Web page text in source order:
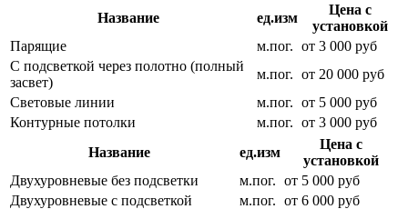
Название ед.изм
Цена с
установкой
Парящие
м.пог. от 3 000 руб
С подсветкой через полотно (полный
засвет)
м.пог. от 20 000 руб
Световые линии
м.пог. от 5 000 руб
Контурные потолки
м.пог. от 3 000 руб
Название
ед.изм
Цена с
установкой
Двухуровневые без подсветки
м.пог. от 5 000 руб
Двухуровневые с подсветкой
м.пог. от 6 000 руб